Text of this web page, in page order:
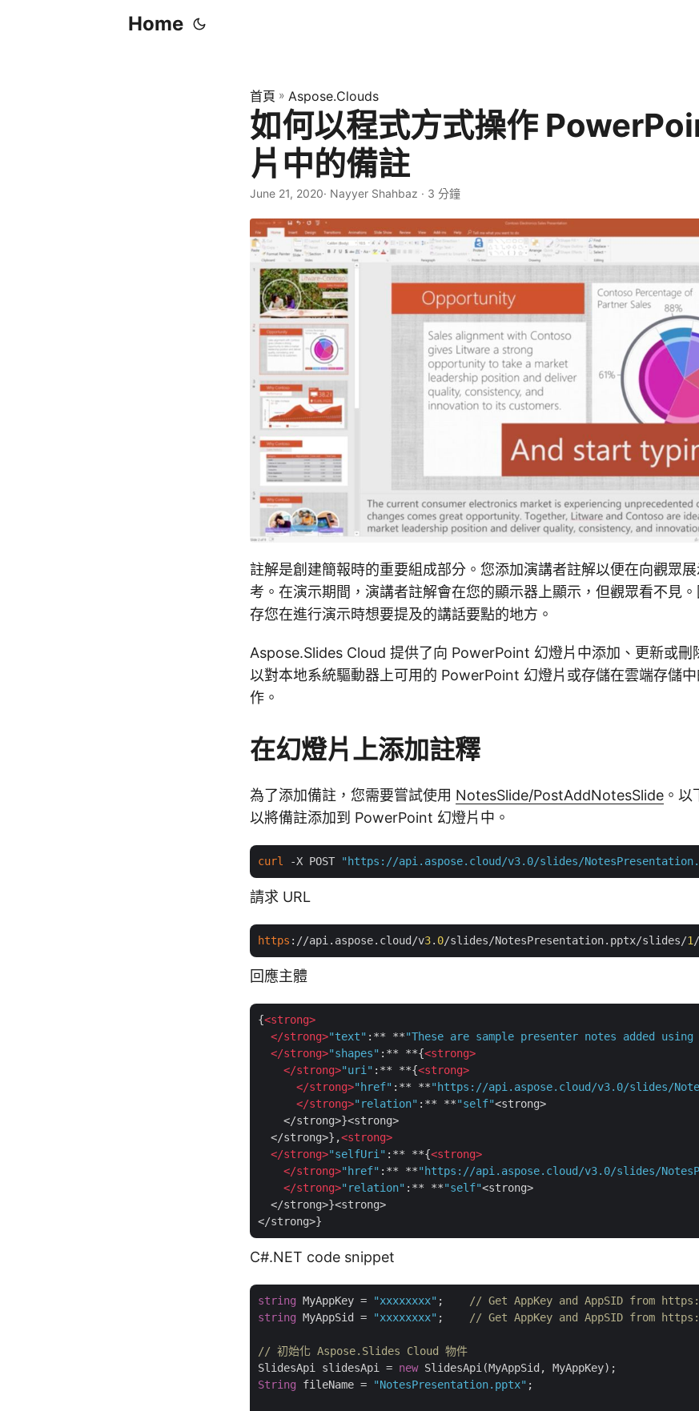
Home
首頁 » Aspose.Clouds
如何以程式方式操作
片中的備註
June 21, 2020· Nayyer Shahbaz · 3 分鐘
註解是創建簡報時的重要組成部分。您添加演講者註解以便在向觀眾
考。在演示期間，演講者註解會在您的顯示器上顯示，但觀眾看不見
存您在進行演示時想要提及的講話要點的地方。
Aspose.Slides Cloud 提供了向 PowerPoint 幻燈片中添加、更新或刪
以對本地系統驅動器上可用的 PowerPoint 幻燈片或存儲在雲端存儲
作。
在幻燈片上添加註釋
為了添加備註，您需要嘗試使用 NotesSlide/PostAddNotesSlide 。
以將備註添加到 PowerPoint 幻燈片中。
curl -X POST "https://api.aspose.cloud/v3.0/slides/
請求 URL
https ://api.aspose.cloud/v3. 0/slides/NotesPresentation.pptx/slides/1
回應主體
{<strong>
</strong>"text" :** **"These are sample presenter notes added using
</strong>"shapes" :** **{<strong>
</strong>"uri" :** **{<strong>
</strong>"href" :** **"https://api.aspose.cloud/v3.0/slides/
</strong>"relation" :** **"self"<strong>
    </strong>}<strong>
  </strong>},
<strong>
</strong>"selfUri" :** **{<strong>
</strong>"href" :** **"https://api.aspose.cloud/v3.0/slides/
</strong>"relation" :** **"self"<strong>
  </strong>}<strong>
C#.NET code snippet
string MyAppKey = "xxxxxxxx" ;
// Get AppKey and AppSID from
string MyAppSid = "xxxxxxxx" ; // Get AppKey and AppSID from
// 初始化 Aspose.Slides Cloud 物件
SlidesApi slidesApi = new
String fileName = "NotesPresentation.pptx" ;